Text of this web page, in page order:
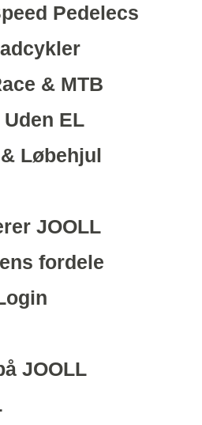
Pedelecs
& MTB
EL
Løbehjul
JOOLL
fordele
JOOLL